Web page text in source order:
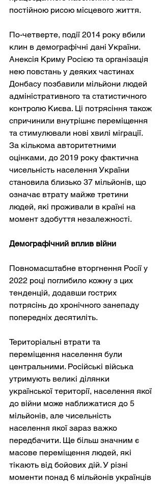
постійною рисою місцевого життя.
По-четверте, події 2014 року вбили
клин в демографічні дані України.
Анексія Криму Росією та організація
нею повстань у деяких частинах
Донбасу позбавили мільйони людей
адміністративного та статистичного
контролю Києва. Ці потрясіння також
спричинили внутрішнє переміщення
та стимулювали нові хвилі міграції.
За кількома авторитетними
оцінками, до 2019 року фактична
чисельність населення України
становила близько 37 мільйонів, що
означає втрату майже третини
людей, які проживали в країні на
момент здобуття незалежності.
Демографічний вплив війни
Повномасштабне вторгнення Росії у
2022 році поглибило кожну з цих
тенденцій, додавши гострих
потрясінь до хронічного занепаду
попередніх десятиліть.
Територіальні втрати та
переміщення населення були
центральними. Російські війська
утримують великі ділянки
української території, населення якої
до війни може наближатися до 5
мільйонів, але чисельність
населення якої зараз важко
передбачити. Ще більш значним є
масове переміщення людей, які
тікають від бойових дій. У різні
моменти понад 6 мільйонів українців